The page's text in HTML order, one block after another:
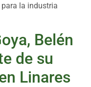
la industria
Belén
de su
Linares